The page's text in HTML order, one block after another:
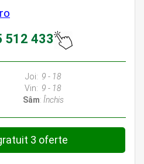
512 433
Joi: 9 - 18
Vin: 9 - 18
Sâm: Închis
3 oferte